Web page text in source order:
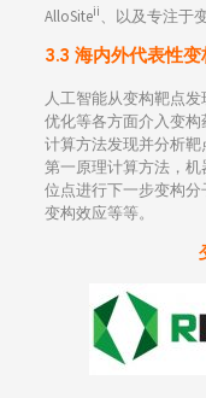
AlloSiteii、以及专注于
3.3 海内外代表性
人工智能从变构靶点
优化等各方面介入变
计算方法发现并分析
第一原理计算方法，
位点进行下一步变构
变构效应等等。